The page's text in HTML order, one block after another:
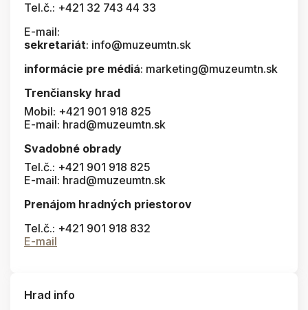
Tel.č.: +421 32 743 44 33
E-mail:
sekretariát: info@muzeumtn.sk
informácie pre médiá: marketing@muzeumtn.sk
Trenčiansky hrad
Mobil: +421 901 918 825
E-mail: hrad@muzeumtn.sk
Svadobné obrady
Tel.č.: +421 901 918 825
E-mail: hrad@muzeumtn.sk
Prenájom hradných priestorov
Tel.č.: +421 901 918 832
E-mail
Hrad info